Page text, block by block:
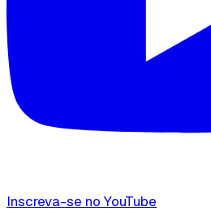
Inscreva-se no YouTube